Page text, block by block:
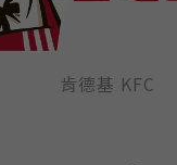
肯德基 KFC